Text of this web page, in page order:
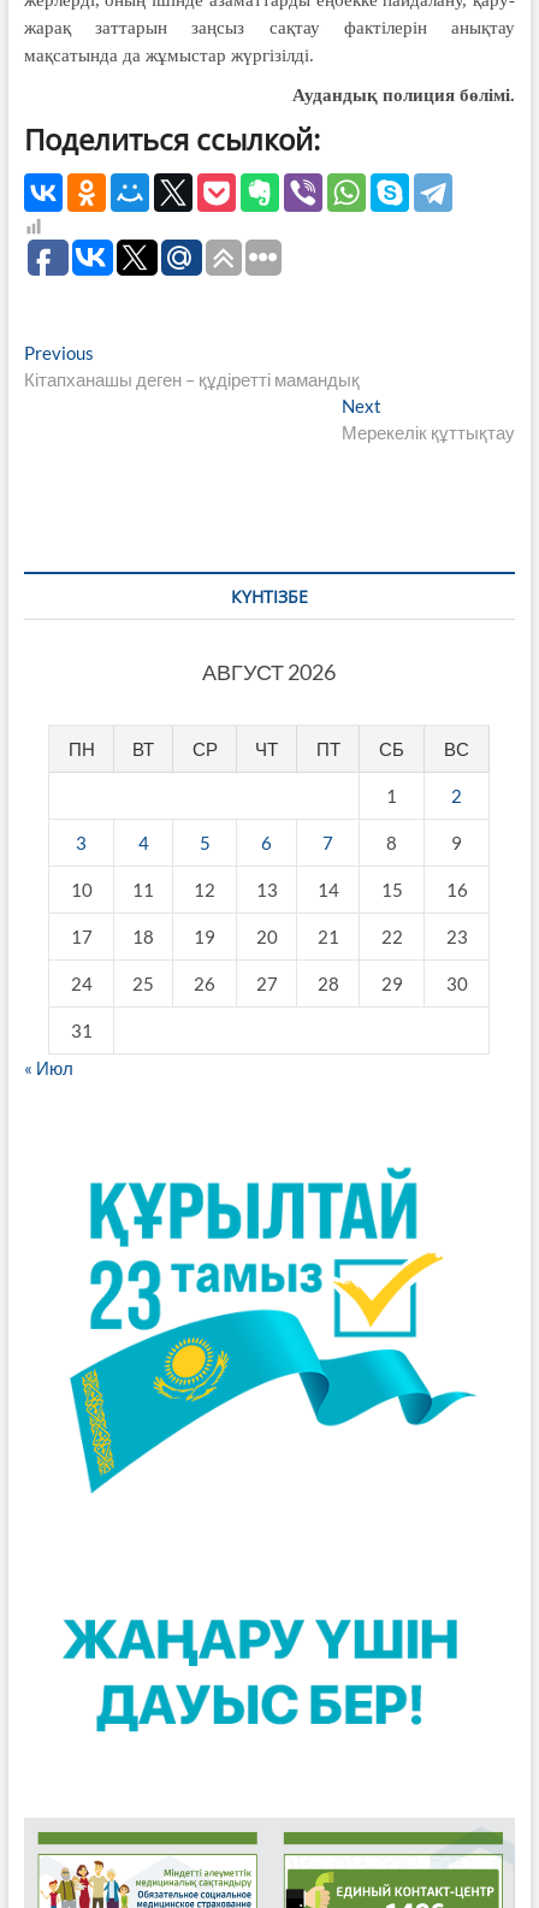
жарақ заттарын заңсыз сақтау фактілерін анықтау
мақсатында да жұмыстар жүргізілді.
Аудандықполиция бөлімі.
Поделиться ссылкой:
Навигация
по
PreviousPrevious
post:
Кітапханашы деген – құдіретті мамандық
Next
post:
Мерекелік құттықтау
КҮНТІЗБЕ
АВГУСТ 2026
ПН ВТ СР ЧТ ПТ СБ ВС
1 2
3 4 5 6 7 8 9
10 11 12 13 14 15 16
17 18 19 20 21 22 23
24 25 26 27 28 29 30
31
« Июл